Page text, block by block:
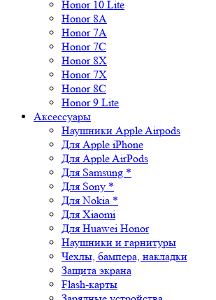
Honor 10 Lite
Honor 8A
Honor 7A
Honor 7C
Honor 8X
Honor 7X
Honor 8C
Honor 9 Lite
Аксессуары
Наушники Apple Airpods
Для Apple iPhone
Для Apple AirPods
Для Samsung *
Для Sony *
Для Nokia *
Для Xiaomi
Для Huawei Honor
Наушники и гарнитуры
Чехлы, бампера, накладки
Защита экрана
Flash-карты